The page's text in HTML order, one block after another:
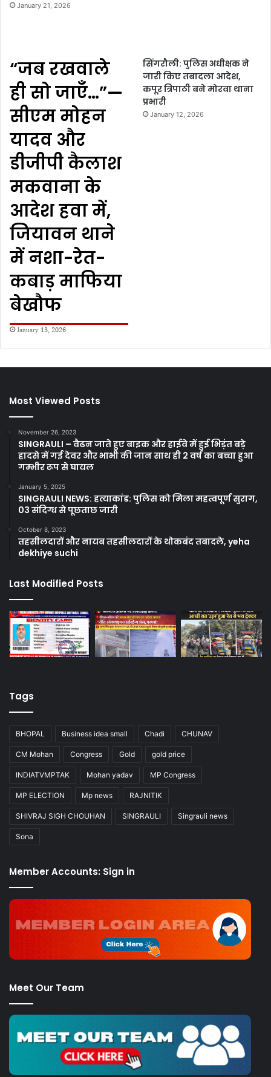
January 21, 2026
“जब रखवाले
ही सो जाएँ…”—
सीएम मोहन
यादव और
डीजीपी कैलाश
मकवाना के
आदेश हवा में,
जियावन थाने
में नशा-रेत-
कबाड़ माफिया
बेखौफ
January 13, 2026
सिंगरौली: पुलिस अधीक्षक ने
जारी किए तबादला आदेश,
कपूर त्रिपाठी बने मोरवा थाना
प्रभारी
January 12, 2026
Most Viewed Posts
November 26, 2023
SINGRAULI – वैढन जाते हुए बाइक और हाईवे में हुई भिड़ंत बड़े
हादसे में गई देवर और भाभी की जान साथ ही 2 वर्ष का बच्चा हुआ
गम्भीर रूप से घायल
January 5, 2025
SINGRAULI NEWS: हत्याकांड: पुलिस को मिला महत्वपूर्ण सुराग,
03 संदिग्ध से पूछताछ जारी
October 8, 2023
तहसीलदारों और नायब तहसीलदारों के थोकबंद तबादले, yeha
dekhiye suchi
Last Modified Posts
Tags
BHOPAL Business idea small Chadi CHUNAV
CM Mohan Congress Gold gold price
INDIATVMPTAK Mohan yadav MP Congress
MP ELECTION Mp news RAJNITIK
SHIVRAJ SIGH CHOUHAN SINGRAULI Singrauli news
Sona
Member Accounts: Sign in
Meet Our Team